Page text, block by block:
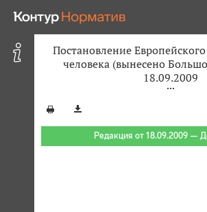
Постановление
человека (вынесено
18.09.2009
Редакция от 18.09.2009 —